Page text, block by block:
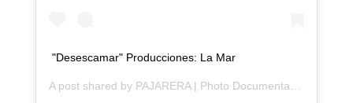
"Desescamar" Producciones: La Mar
A post shared by PAJARERA | Photo Documentary